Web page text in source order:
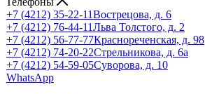
+7 (4212) 35-22-11Вострецова, д. 6
+7 (4212) 76-44-11Льва Толстого, д. 2
+7 (4212) 56-77-77Краснореченская, д. 98
+7 (4212) 74-20-22Стрельникова, д. 6а
+7 (4212) 54-59-05Суворова, д. 10
WhatsApp